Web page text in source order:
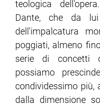
teologica
Dante, che da
dell'impalcatura
poggiati, almeno
serie di concetti
possiamo
condividessimo più,
dalla dimensione